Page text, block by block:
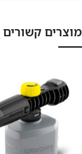
מוצרים קשורים